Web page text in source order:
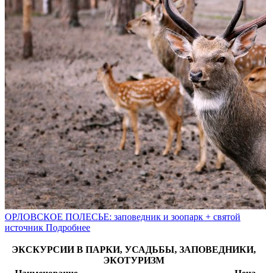
ОРЛОВСКОЕ ПОЛЕСЬЕ: заповедник и зоопарк + святой
источник Подробнее
ЭКСКУРСИИ В ПАРКИ, УСАДЬБЫ, ЗАПОВЕДНИКИ,
ЭКОТУРИЗМ